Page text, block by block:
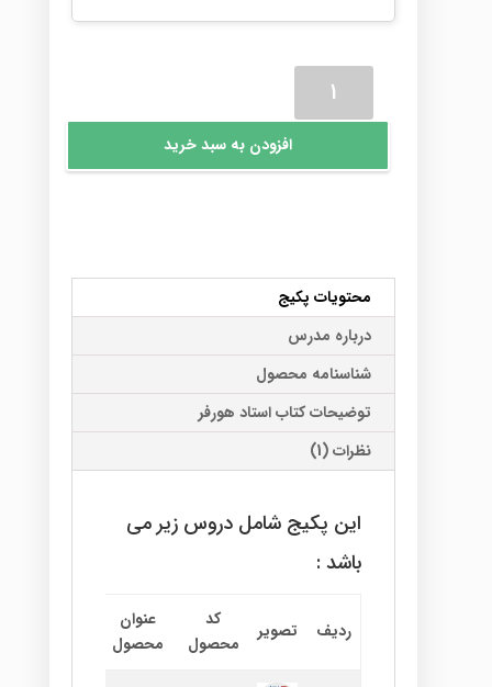
عربی
کنکور
افزودن به سبد خرید
محتویات پکیج
درباره مدرس
شناسنامه محصول
توضیحات کتاب استاد هورفر
نظرات (1)
این پکیج شامل دروس زیر می
باشد :
ردیف تصویر
کد
محصول
عنوان
محصول